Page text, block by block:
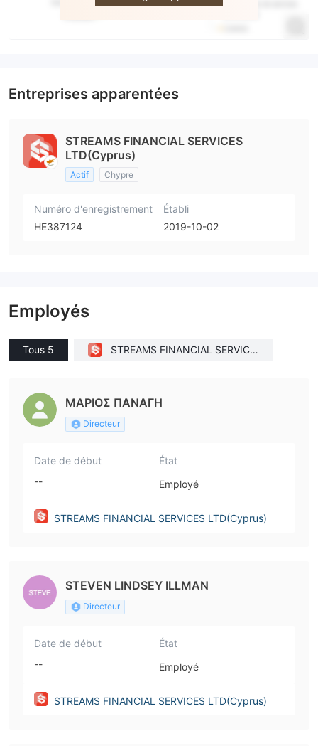
Entreprises apparentées
STREAMS FINANCIAL SERVICES
LTD(Cyprus)
Actif Chypre
Numéro d'enregistrement
HE387124
Établi
2019-10-02
Employés
Tous 5
STREAMS FINANCIAL SERVICE
ΜΑΡΙΟΣ ΠΑΝΑΓΗ
Directeur
Date de début
--
État
Employé
STREAMS FINANCIAL SERVICES LTD(Cyprus)
STEVEN LINDSEY ILLMAN
Directeur
Date de début
--
État
Employé
STREAMS FINANCIAL SERVICES LTD(Cyprus)